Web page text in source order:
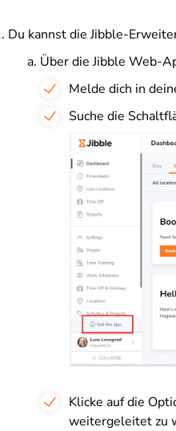
Du kannst die Jibble-
Über die Jibble Web-
Melde dich in
Suche die
Klicke auf die
weitergeleitet zu